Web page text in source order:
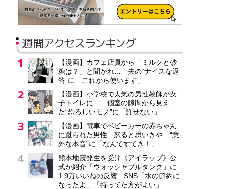
週間アクセスランキング
【漫画】カフェ店員から「ミルクと砂
糖は？」と聞かれ… 夫の“ナイスな返
答”に「これから使います」
【漫画】小学校で人気の男性教師が女
子トイレに… 個室の隙間から見え
た“恐ろしいモノ”に「許せない」
【漫画】電車でベビーカーの赤ちゃん
に蹴られた男性 怒ると思いきや…“意
外な本音”に「なんてすてき！」
熊本地震発生を受け《アイラップ》公
式が紹介「ウォッシャブルタンク」に
1.9万いいねの反響 SNS「水の節約に
なったよ」「持ってた方がよい」